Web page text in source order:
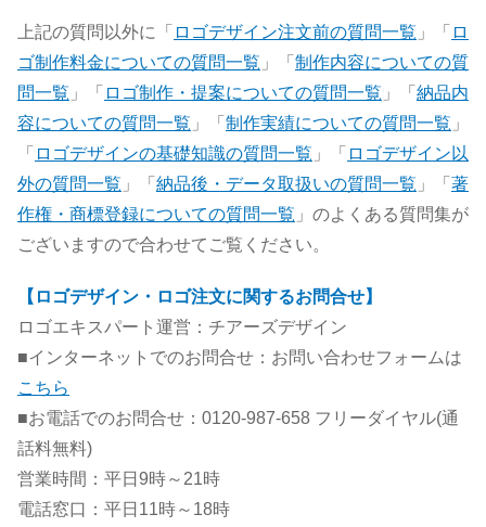
上記の質問以外に「 ロゴデザイン注文前の質問一覧 」「 ロ
ゴ制作料金についての質問一覧 」「 制作内容についての質
問一覧 」「 ロゴ制作・提案についての質問一覧 」「 納品内
容についての質問一覧 」「 制作実績についての質問一覧 」
「 ロゴデザインの基礎知識の質問一覧 」「 ロゴデザイン以
外の質問一覧 」「 納品後・データ取扱いの質問一覧 」「 著
作権・商標登録についての質問一覧 」のよくある質問集が
ございますので合わせてご覧ください。
【ロゴデザイン・ロゴ注文に関するお問合せ】
ロゴエキスパート運営：チアーズデザイン
■インターネットでのお問合せ：お問い合わせフォームは
こちら
■お電話でのお問合せ：0120-987-658 フリーダイヤル(通
話料無料)
営業時間：平日9時～21時
電話窓口：平日11時～18時